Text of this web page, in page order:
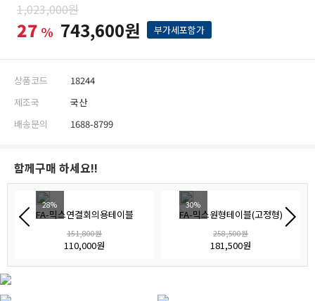
1,023,000원
27 % 743,600원 부가세포함가
상품코드
18244
제조국
국산
배송문의
1688-8799
함께구매 하세요!!
28%
FA-믹스연결회의용테이블
151,800원
110,000원
30%
FA-믹스원형테이블(고정형)
258,500원
181,500원